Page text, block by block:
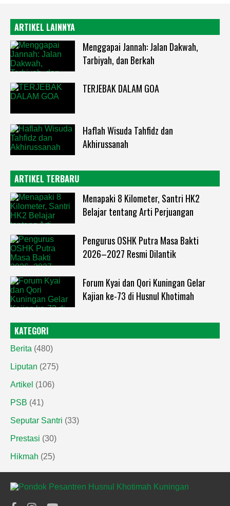
ARTIKEL LAINNYA
Menggapai Jannah: Jalan Dakwah,
Tarbiyah, dan Berkah
TERJEBAK DALAM GOA
Haflah Wisuda Tahfidz dan
Akhirussanah
ARTIKEL TERBARU
Menapaki 8 Kilometer, Santri HK2
Belajar tentang Arti Perjuangan
Pengurus OSHK Putra Masa Bakti
2026–2027 Resmi Dilantik
Forum Kyai dan Qori Kuningan Gelar
Kajian ke-73 di Husnul Khotimah
KATEGORI
Berita (480)
Liputan (275)
Artikel (106)
PSB (41)
Seputar Santri (33)
Prestasi (30)
Hikmah (25)